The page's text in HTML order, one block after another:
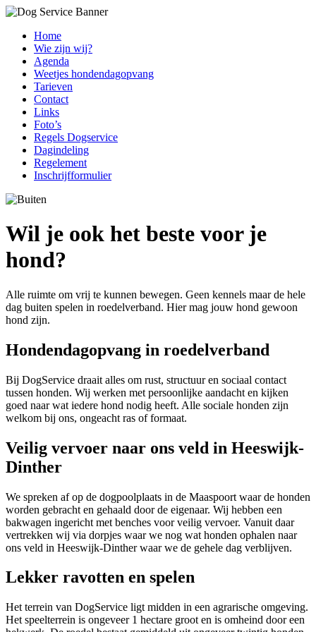
Home
Wie zijn wij?
Agenda
Weetjes hondendagopvang
Tarieven
Contact
Links
Foto’s
Regels Dogservice
Dagindeling
Regelement
Inschrijfformulier
Wil je ook het beste voor je
hond?
Alle ruimte om vrij te kunnen bewegen. Geen kennels maar de hele
dag buiten spelen in roedelverband. Hier mag jouw hond gewoon
hond zijn.
Hondendagopvang in roedelverband
Bij DogService draait alles om rust, structuur en sociaal contact
tussen honden. Wij werken met persoonlijke aandacht en kijken
goed naar wat iedere hond nodig heeft. Alle sociale honden zijn
welkom bij ons, ongeacht ras of formaat.
Veilig vervoer naar ons veld in Heeswijk-
Dinther
We spreken af op de dogpoolplaats in de Maaspoort waar de honden
worden gebracht en gehaald door de eigenaar. Wij hebben een
bakwagen ingericht met benches voor veilig vervoer. Vanuit daar
vertrekken wij via dorpjes waar we nog wat honden ophalen naar
ons veld in Heeswijk-Dinther waar we de gehele dag verblijven.
Lekker ravotten en spelen
Het terrein van DogService ligt midden in een agrarische omgeving.
Het speelterrein is ongeveer 1 hectare groot en is omheind door een